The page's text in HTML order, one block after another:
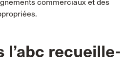
commerciaux et des
recueille-